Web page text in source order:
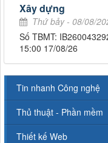
Xây dựng
Thứ bảy - 08/08/
Số TBMT:
15:00 17/08/26
Tin nhanh Công nghệ
Thủ thuật - Phần mềm
Thiết kế Web